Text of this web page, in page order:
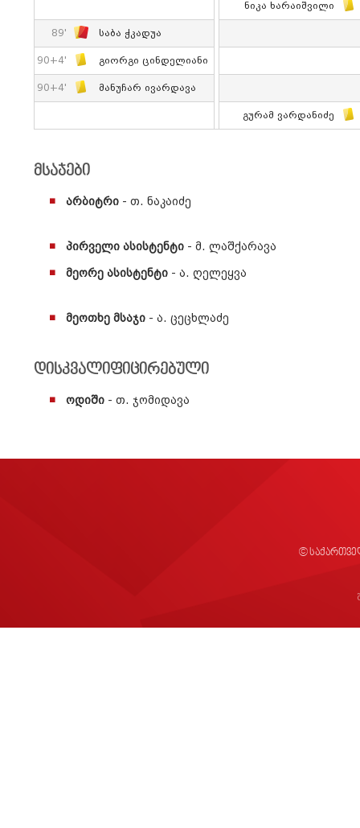
Ნიკა Ხარაიშვილი
89' Საბა Ჭკადუა
90+4' Გიორგი Ცინდელიანი
90+4' Მანუჩარ Ივარდავა
Გურამ Ვარდანიძე
მსაჯები
არბიტრი - თ. ნაკაიძე
პირველი ასისტენტი - მ. ლაშქარავა
მეორე ასისტენტი - ა. ღელეყვა
მეოთხე მსაჯი - ა. ცეცხლაძე
დისკვალიფიცირებული
ოდიში - თ. ჯომიდავა
©